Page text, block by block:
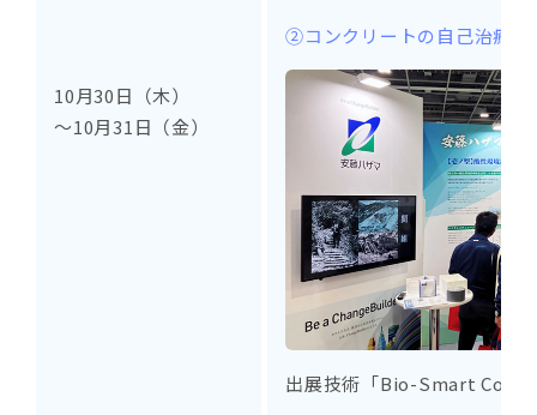
10月30日（木）
～10月31日（金）
②コンクリートの自己治癒・
出展技術「Bio-Smart